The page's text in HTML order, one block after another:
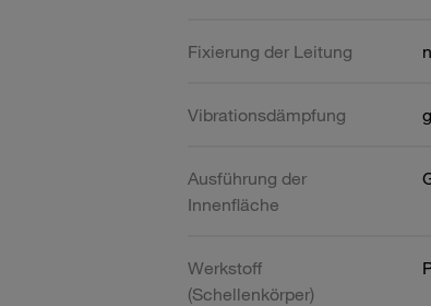
Fixierung der Leitung
Vibrationsdämpfung
Ausführung der
Innenfläche
Werkstoff
(Schellenkörper)